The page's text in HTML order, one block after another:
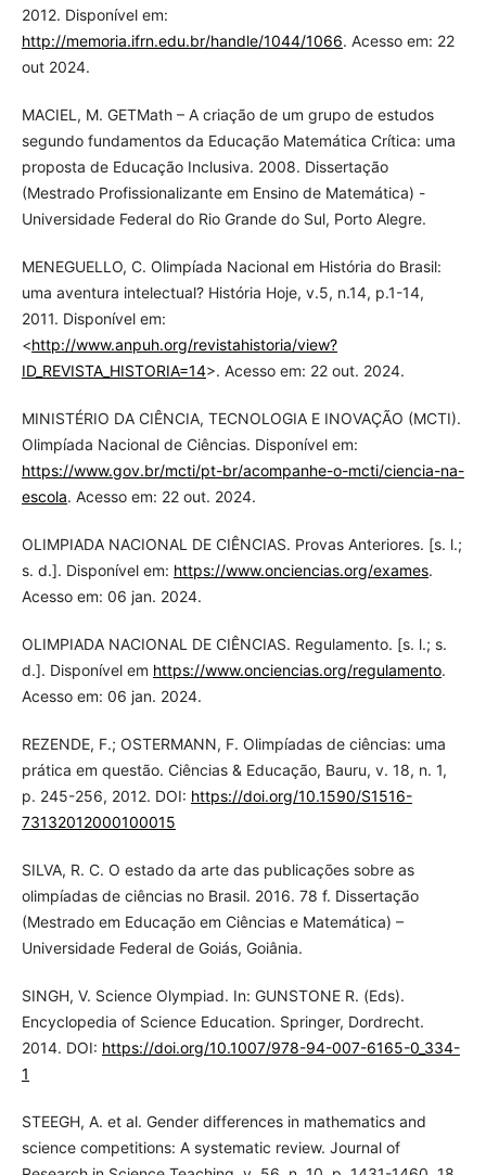
2012. Disponível em:
http://memoria.ifrn.edu.br/handle/1044/1066. Acesso em: 22
out 2024.
MACIEL, M. GETMath – A criação de um grupo de estudos
segundo fundamentos da Educação Matemática Crítica: uma
proposta de Educação Inclusiva. 2008. Dissertação
(Mestrado Profissionalizante em Ensino de Matemática) -
Universidade Federal do Rio Grande do Sul, Porto Alegre.
MENEGUELLO, C. Olimpíada Nacional em História do Brasil:
uma aventura intelectual? História Hoje, v.5, n.14, p.1-14,
2011. Disponível em:
<http://www.anpuh.org/revistahistoria/view?
ID_REVISTA_HISTORIA=14>. Acesso em: 22 out. 2024.
MINISTÉRIO DA CIÊNCIA, TECNOLOGIA E INOVAÇÃO (MCTI).
Olimpíada Nacional de Ciências. Disponível em:
https://www.gov.br/mcti/pt-br/acompanhe-o-mcti/ciencia-na-
escola. Acesso em: 22 out. 2024.
OLIMPIADA NACIONAL DE CIÊNCIAS. Provas Anteriores. [s. l.;
s. d.]. Disponível em: https://www.onciencias.org/exames.
Acesso em: 06 jan. 2024.
OLIMPIADA NACIONAL DE CIÊNCIAS. Regulamento. [s. l.; s.
d.]. Disponível em https://www.onciencias.org/regulamento.
Acesso em: 06 jan. 2024.
REZENDE, F.; OSTERMANN, F. Olimpíadas de ciências: uma
prática em questão. Ciências & Educação, Bauru, v. 18, n. 1,
p. 245-256, 2012. DOI: https://doi.org/10.1590/S1516-
73132012000100015
SILVA, R. C. O estado da arte das publicações sobre as
olimpíadas de ciências no Brasil. 2016. 78 f. Dissertação
(Mestrado em Educação em Ciências e Matemática) –
Universidade Federal de Goiás, Goiânia.
SINGH, V. Science Olympiad. In: GUNSTONE R. (Eds).
Encyclopedia of Science Education. Springer, Dordrecht.
2014. DOI: https://doi.org/10.1007/978-94-007-6165-0_334-
1
STEEGH, A. et al. Gender differences in mathematics and
science competitions: A systematic review. Journal of